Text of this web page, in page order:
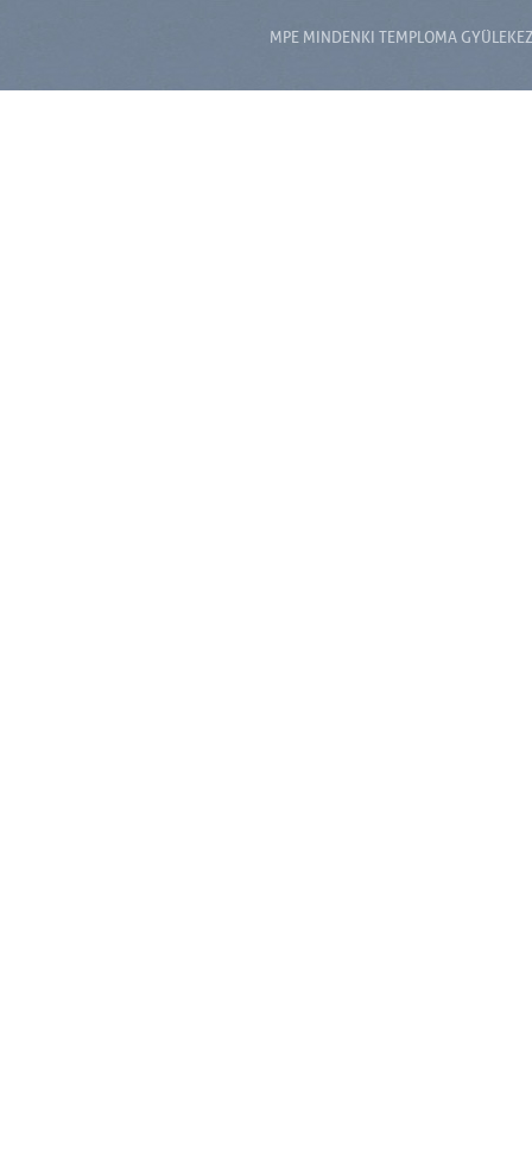
MPE MINDENKI TEMPLOMA